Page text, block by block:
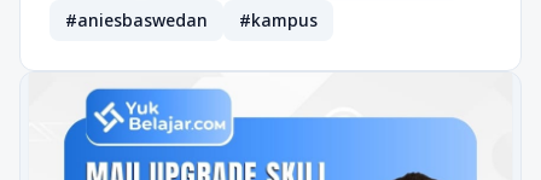
#aniesbaswedan
#kampus